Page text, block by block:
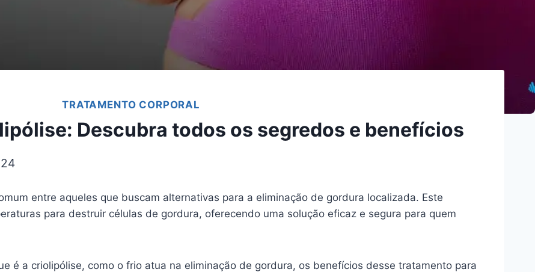
TRATAMENTO CORPORAL
Descubra todos os segredos e benefícios
entre aqueles que buscam alternativas para a eliminação de gordura localizada. Este
para destruir células de gordura, oferecendo uma solução eficaz e segura para quem
é a criolipólise, como o frio atua na eliminação de gordura, os benefícios desse tratamento para